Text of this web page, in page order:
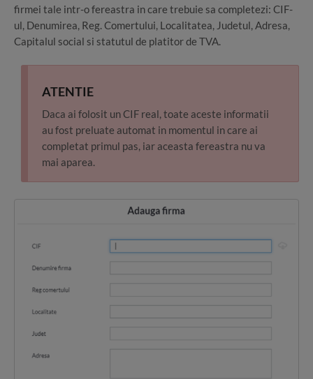
firmei tale intr-o fereastra in care trebuie sa completezi: CIF-
ul, Denumirea, Reg. Comertului, Localitatea, Judetul, Adresa,
Capitalul social si statutul de platitor de TVA.
ATENTIE
Daca ai folosit un CIF real, toate aceste informatii
au fost preluate automat in momentul in care ai
completat primul pas, iar aceasta fereastra nu va
mai aparea.